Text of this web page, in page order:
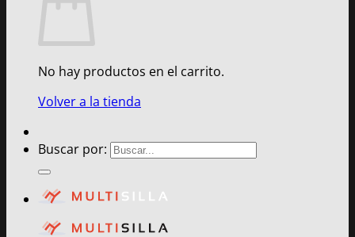
No hay productos en el carrito.
Volver a la tienda
Buscar por: